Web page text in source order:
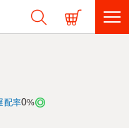
配率0%